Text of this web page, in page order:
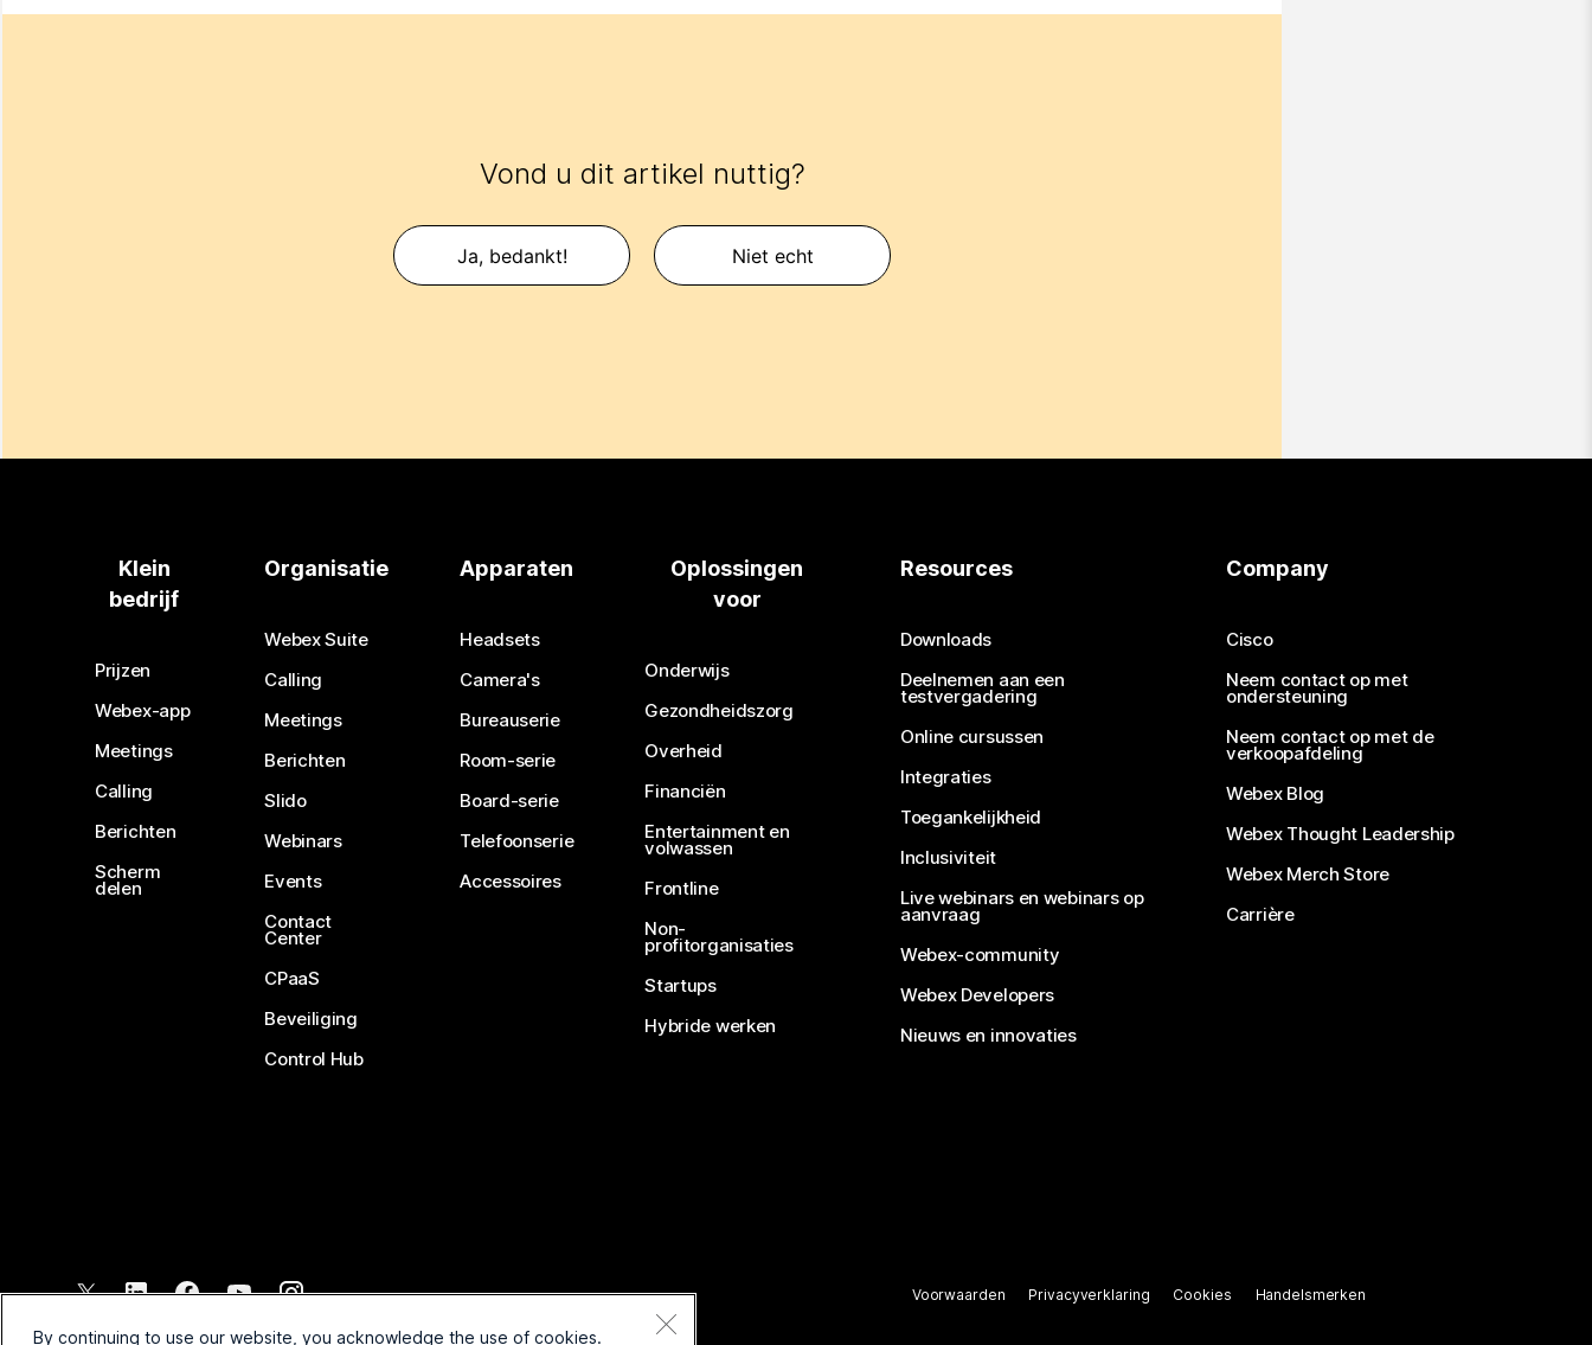
Vond u dit artikel nuttig?
Ja, bedankt! Niet echt
Klein
bedrijf
Prijzen
Webex-app
Meetings
Calling
Berichten
Scherm
delen
Organisatie
Webex Suite
Calling
Meetings
Berichten
Slido
Webinars
Events
Contact
Center
CPaaS
Beveiliging
Control Hub
Apparaten
Headsets
Camera's
Bureauserie
Room-serie
Board-serie
Telefoonserie
Accessoires
Oplossingen
voor
Onderwijs
Gezondheidszorg
Overheid
Financiën
Entertainment en
volwassen
Frontline
Non-
profitorganisaties
Startups
Hybride werken
Resources
Downloads
Deelnemen aan een
testvergadering
Online cursussen
Integraties
Toegankelijkheid
Inclusiviteit
Live webinars en webinars op
aanvraag
Webex-community
Webex Developers
Nieuws en innovaties
Company
Cisco
Neem contact op met
ondersteuning
Neem contact op met de
verkoopafdeling
Webex Blog
Webex Thought Leadership
Webex Merch Store
Carrière
2026 Cisco en/of de dochterondernemingen. Alle rechten voorbehouden.
Voorwaarden Privacyverklaring Cookies Handelsmerken
By continuing to use our website, you acknowledge the use of cookies.